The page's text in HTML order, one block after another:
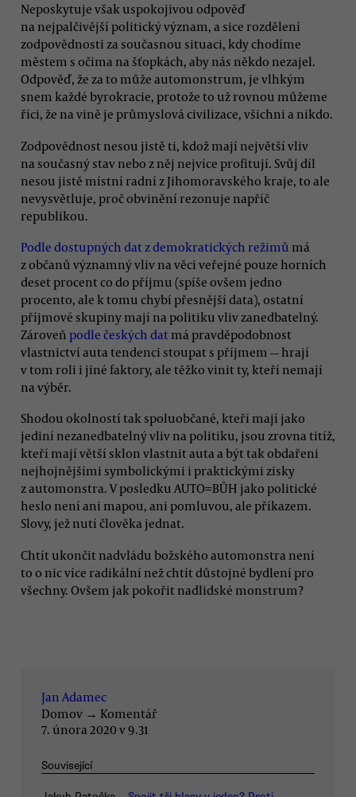
Neposkytuje však uspokojivou odpověď
na nejpalčivější politický význam, a sice rozdělení
zodpovědnosti za současnou situaci, kdy chodíme
městem s očima na šťopkách, aby nás někdo nezajel.
Odpověď, že za to může automonstrum, je vlhkým
snem každé byrokracie, protože to už rovnou můžeme
říci, že na vině je průmyslová civilizace, všichni a nikdo.
Zodpovědnost nesou jistě ti, kdož mají největší vliv
na současný stav nebo z něj nejvíce profitují. Svůj díl
nesou jistě místní radní z Jihomoravského kraje, to ale
nevysvětluje, proč obvinění rezonuje napříč
republikou.
Podle dostupných dat z demokratických režimů má
z občanů významný vliv na věci veřejné pouze horních
deset procent co do příjmu (spíše ovšem jedno
procento, ale k tomu chybí přesnější data), ostatní
příjmové skupiny mají na politiku vliv zanedbatelný.
Zároveň podle českých dat má pravděpodobnost
vlastnictví auta tendenci stoupat s příjmem — hrají
v tom roli i jiné faktory, ale těžko vinit ty, kteří nemají
na výběr.
Shodou okolností tak spoluobčané, kteří mají jako
jediní nezanedbatelný vliv na politiku, jsou zrovna titíž,
kteří mají větší sklon vlastnit auta a být tak obdařeni
nejhojnějšími symbolickými i praktickými zisky
z automonstra. V posledku AUTO=BŮH jako politické
heslo není ani mapou, ani pomluvou, ale příkazem.
Slovy, jež nutí člověka jednat.
Chtít ukončit nadvládu božského automonstra není
to o nic více radikální než chtít důstojné bydlení pro
všechny. Ovšem jak pokořit nadlidské monstrum?
Jan Adamec
Domov → Komentář
7. února 2020 v 9.31
Související